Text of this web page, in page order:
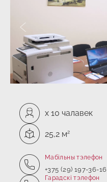
Папярэдні слайд
Ўмяшчальнасць:
x 10 чалавек
Плошча:
25,2 м2
Мабільны тэлефон
+375 (29) 197-36-16
Гарадскі тэлефон